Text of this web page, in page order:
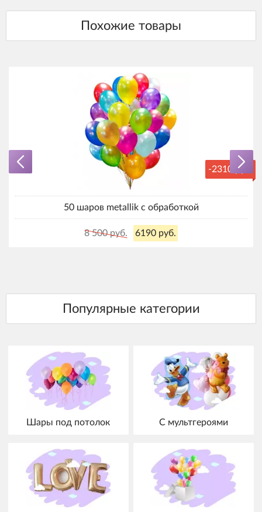
-2310 руб.
50 шаров metallik с обработкой
8 500 руб. 6190 руб.
Шары под потолок С мультгероями